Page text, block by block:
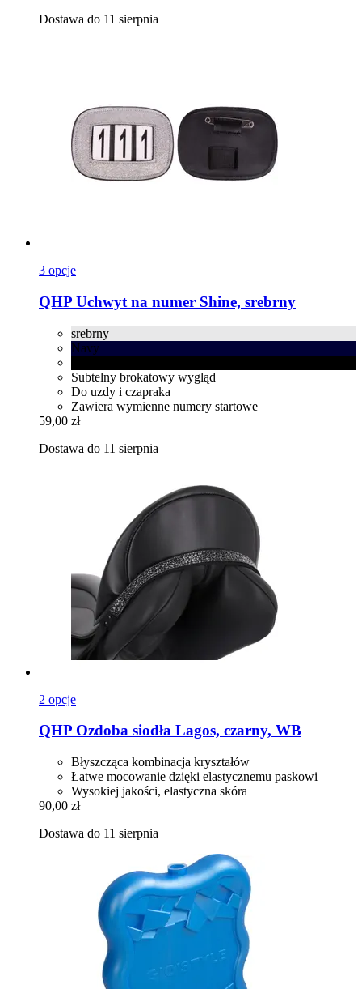
Dostawa do 11 sierpnia
3 opcje
QHP Uchwyt na numer Shine, srebrny
srebrny
Navy
Subtelny brokatowy wygląd
Do uzdy i czapraka
Zawiera wymienne numery startowe
59,00 zł
Dostawa do 11 sierpnia
2 opcje
QHP Ozdoba siodła Lagos, czarny, WB
Błyszcząca kombinacja kryształów
Łatwe mocowanie dzięki elastycznemu paskowi
Wysokiej jakości, elastyczna skóra
90,00 zł
Dostawa do 11 sierpnia